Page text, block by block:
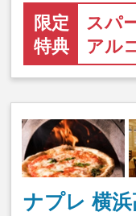
限定
特典
スパ
アル
ナプレ 横